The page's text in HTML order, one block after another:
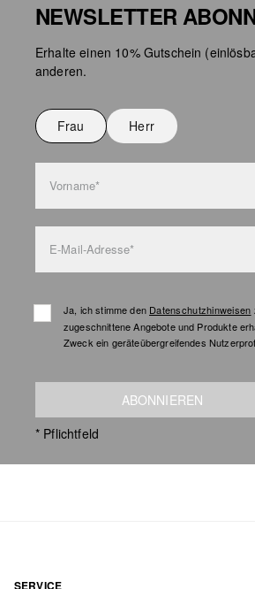
NEWSLETTER
Erhalte einen 10% Gutschein
anderen.
Frau Herr
Vorname*
E-Mail-Adresse*
Ja, ich stimme den Datenschutzhinweisen
zugeschnittene Angebote und Produkte
Zweck ein geräteübergreifendes
ABONNIEREN
* Pflichtfeld
SERVICE